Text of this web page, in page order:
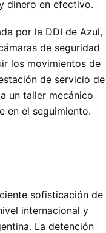
dinero en efectivo.
por la DDI de Azul,
de seguridad
los movimientos de
de servicio de
un taller mecánico
en el seguimiento.
sofisticación de
internacional y
La detención